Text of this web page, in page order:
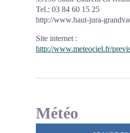
Tel.: 03 84 60 15 25
http://www.haut-jura-
Site internet :
http://www.meteociel.fr/
Météo